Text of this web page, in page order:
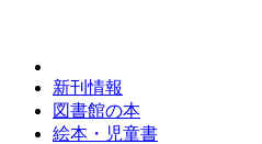
新刊情報
図書館の本
絵本・児童書